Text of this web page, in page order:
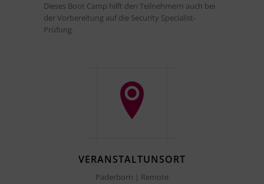
Dieses Boot Camp hilft den Teilnehmern auch bei
der Vorbereitung auf die Security Specialist-
Prüfung.
VERANSTALTUNSORT
Paderborn | Remote